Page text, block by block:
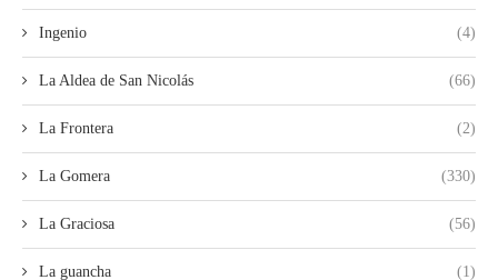
Ingenio (4)
La Aldea de San Nicolás (66)
La Frontera (2)
La Gomera (330)
La Graciosa (56)
La guancha (1)